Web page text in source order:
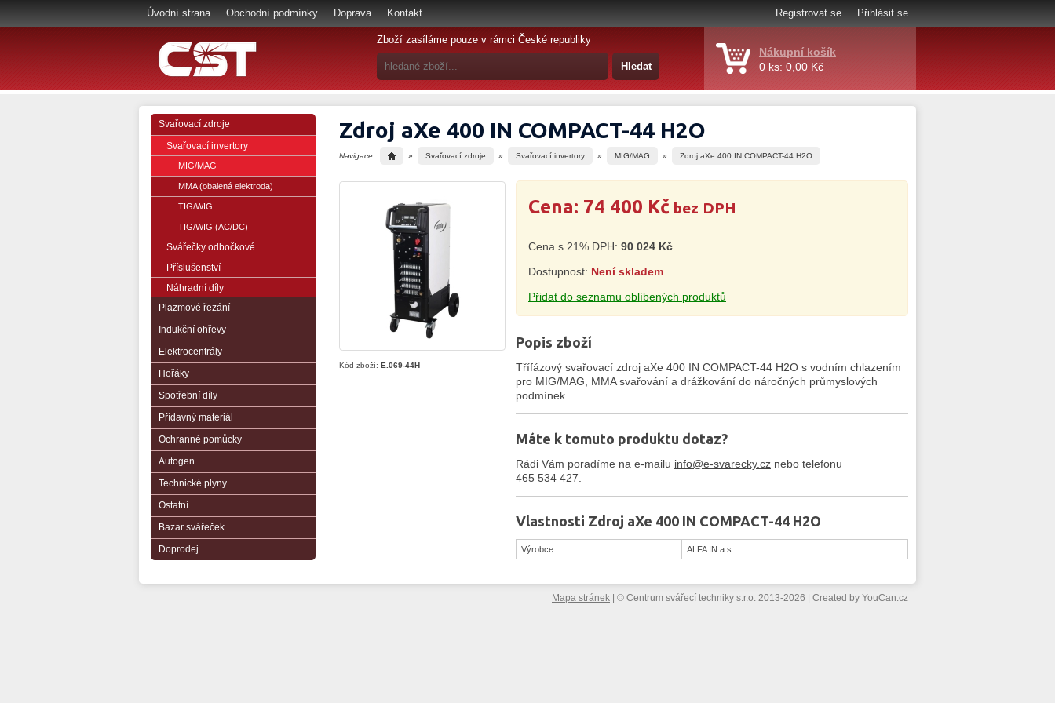
Úvodní strana Obchodní podmínky Doprava Kontakt Registrovat se Přihlásit se
Zboží zasíláme pouze v rámci České republiky
Nákupní košík
0 ks: 0,00 Kč
Svařovací zdroje
Svařovací invertory
MIG/MAG
MMA (obalená elektroda)
TIG/WIG
TIG/WIG (AC/DC)
Svářečky odbočkové
Příslušenství
Náhradní díly
Plazmové řezání
Indukční ohřevy
Elektrocentrály
Hořáky
Spotřební díly
Přídavný materiál
Ochranné pomůcky
Autogen
Technické plyny
Ostatní
Bazar svářeček
Doprodej
Zdroj aXe 400 IN COMPACT-44 H2O
Navigace: » Svařovací zdroje » Svařovací invertory » MIG/MAG » Zdroj aXe 400 IN COMPACT-44 H2O
Kód zboží: E.069-44H
Cena: 74 400 Kč bez DPH
Cena s 21% DPH: 90 024 Kč
Dostupnost: Není skladem
Přidat do seznamu oblíbených produktů
Popis zboží
Třífázový svařovací zdroj aXe 400 IN COMPACT-44 H2O s vodním chlazením
pro MIG/MAG, MMA svařování a drážkování do náročných průmyslových
podmínek.
Máte k tomuto produktu dotaz?
Rádi Vám poradíme na e-mailu info@e-svarecky.cz nebo telefonu
465 534 427.
Vlastnosti Zdroj aXe 400 IN COMPACT-44 H2O
Výrobce ALFA IN a.s.
Mapa stránek © Centrum svářecí techniky s.r.o. 2013-2026 Created by YouCan.cz